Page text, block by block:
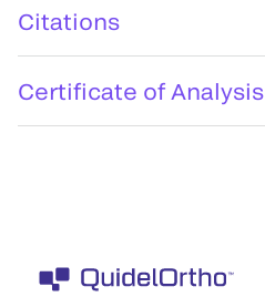
Citations
Certificate of Analysis